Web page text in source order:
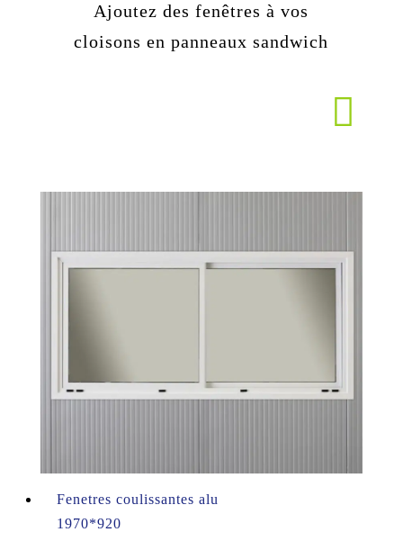
Ajoutez des fenêtres à vos
cloisons en panneaux sandwich
Fenetres coulissantes alu
1970*920